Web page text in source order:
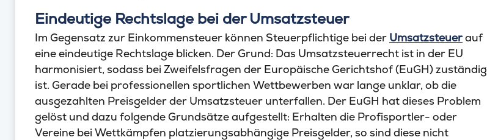
Eindeutige Rechtslage bei der Umsatzsteuer
Im Gegensatz zur Einkommensteuer können Steuerpflichtige bei der Umsatzsteuerauf
eine eindeutige Rechtslage blicken. Der Grund: Das Umsatzsteuerrecht ist in der EU
harmonisiert, sodass bei Zweifelsfragen der Europäische Gerichtshof (EuGH) zuständig
ist. Gerade bei professionellen sportlichen Wettbewerben war lange unklar, ob die
ausgezahlten Preisgelder der Umsatzsteuer unterfallen. Der EuGH hat dieses Problem
gelöst und dazu folgende Grundsätze aufgestellt: Erhalten die Profisportler- oder
Vereine bei Wettkämpfen platzierungsabhängige Preisgelder, so sind diese nicht